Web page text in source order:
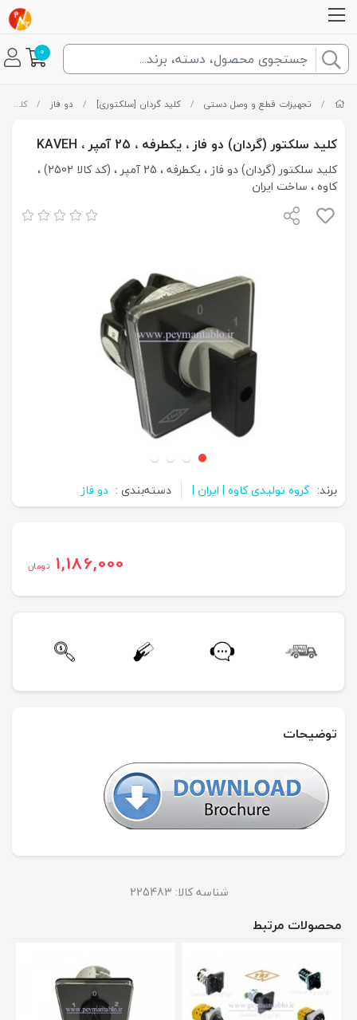
0
/ تجهیزات قطع و وصل دستی / کلید گردان [سلکتوری] / دو فاز / کلید سلکتور (گردان) دو فاز ، یکطرفه ، 25 آمپر ، KAVEH
کلید سلکتور (گردان) دو فاز ، یکطرفه ، 25 آمپر ، KAVEH
کلید سلکتور (گردان) دو فاز ، یکطرفه ، 25 آمپر ، (کد کالا 2502) ،
کاوه ، ساخت ایران
برند: گروه تولیدی کاوه | ایران | دسته‌بندی : دو فاز
1,186,000 تومان
توضیحات
شناسه کالا: 225483
محصولات مرتبط